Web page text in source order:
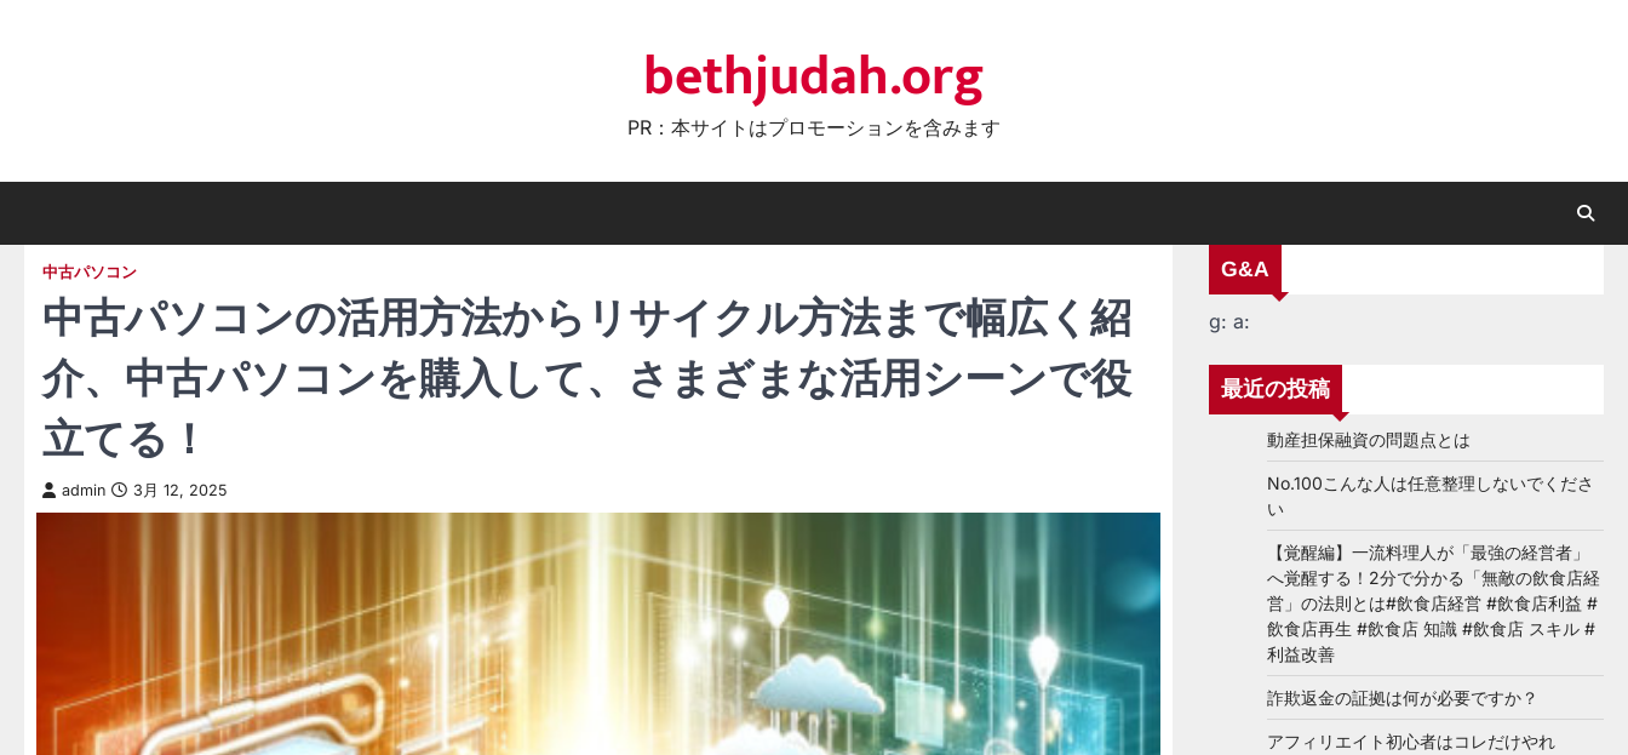
bethjudah.org
PR：本サイトはプロモーションを含みます
中古パソコン
中古パソコンの活用方法からリサイクル方法まで幅広く紹
介、中古パソコンを購入して、さまざまな活用シーンで役
立てる！
admin 3月 12, 2025
G&A
g: a:
最近の投稿
動産担保融資の問題点とは
No.100こんな人は任意整理しないでくださ
い
【覚醒編】一流料理人が「最強の経営者」
へ覚醒する！2分で分かる「無敵の飲食店経
営」の法則とは#飲食店経営 #飲食店利益 #
飲食店再生 #飲食店 知識 #飲食店 スキル #
利益改善
詐欺返金の証拠は何が必要ですか？
アフィリエイト初心者はコレだけやれ